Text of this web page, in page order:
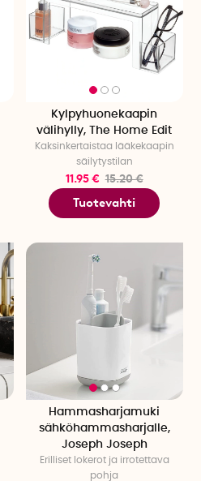
Kylpyhuonekaapin
välihylly, The Home Edit
Kaksinkertaistaa lääkekaapin
säilytystilan
11.95 € 15.20 €
Tuotevahti
Hammasharjamuki
sähköhammasharjalle,
Joseph Joseph
Erilliset lokerot ja irrotettava
pohja